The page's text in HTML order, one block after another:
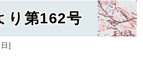
り第162号
]